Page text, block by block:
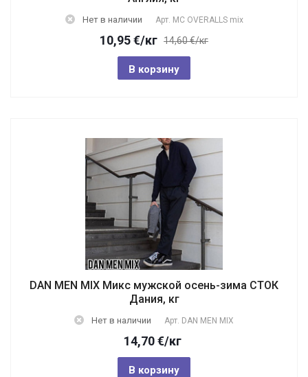
Нет в наличии Арт. MC OVERALLS mix
10,95€/кг 14,60 €/кг
В корзину
DAN MEN MIX Микс мужской осень-зима СТОК
Дания, кг
Нет в наличии Арт. DAN MEN MIX
14,70€/кг
В корзину